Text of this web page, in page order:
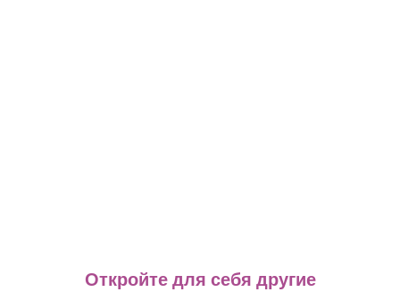
Откройте для себя другие